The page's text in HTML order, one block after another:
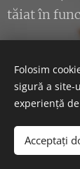
tăiat în
Az
Folosim
sigură a site-
experiență
Acceptați